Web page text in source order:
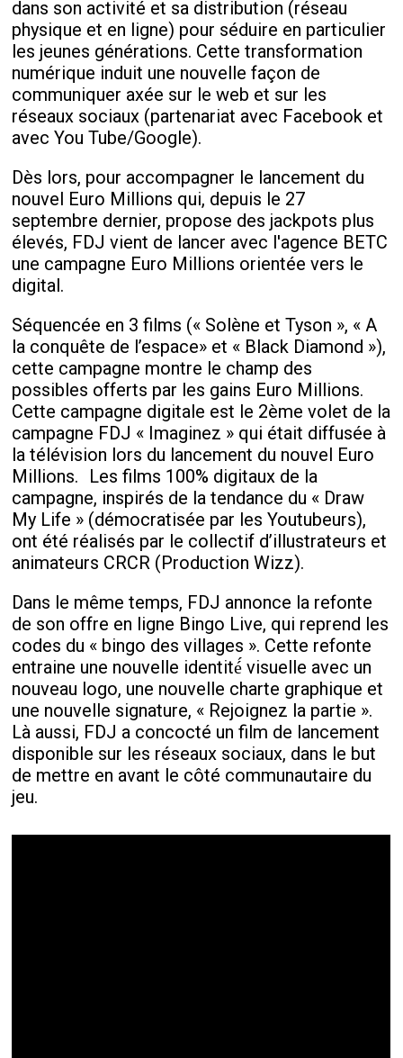
dans son activité et sa distribution (réseau
physique et en ligne) pour séduire en particulier
les jeunes générations. Cette transformation
numérique induit une nouvelle façon de
communiquer axée sur le web et sur les
réseaux sociaux (partenariat avec Facebook et
avec You Tube/Google).
Dès lors, pour accompagner le lancement du
nouvel Euro Millions qui, depuis le 27
septembre dernier, propose des jackpots plus
élevés, FDJ vient de lancer avec l'agence BETC
une campagne Euro Millions orientée vers le
digital.
Séquencée en 3 films (« Solène et Tyson », « A
la conquête de l’espace» et « Black Diamond »),
cette campagne montre le champ des
possibles offerts par les gains Euro Millions.
Cette campagne digitale est le 2ème volet de la
campagne FDJ « Imaginez » qui était diffusée à
la télévision lors du lancement du nouvel Euro
Millions. Les films 100% digitaux de la
campagne, inspirés de la tendance du « Draw
My Life » (démocratisée par les Youtubeurs),
ont été réalisés par le collectif d’illustrateurs et
animateurs CRCR (Production Wizz).
Dans le même temps, FDJ annonce la refonte
de son offre en ligne Bingo Live, qui reprend les
codes du « bingo des villages ». Cette refonte
entraine une nouvelle identité́ visuelle avec un
nouveau logo, une nouvelle charte graphique et
une nouvelle signature, « Rejoignez la partie ».
Là aussi, FDJ a concocté un film de lancement
disponible sur les réseaux sociaux, dans le but
de mettre en avant le côté communautaire du
jeu.